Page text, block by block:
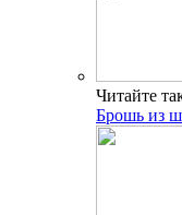
Читайте
Брошь из